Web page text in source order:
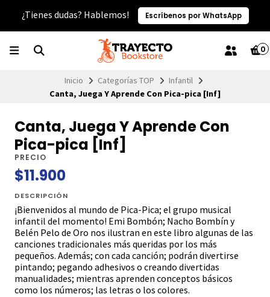
¿Tienes dudas? Hablemos! Escríbenos por WhatsApp
0
Inicio Categorías TOP
Infantil
Canta, Juega Y Aprende Con Pica-pica [Inf]
Canta, Juega Y Aprende Con
Pica-pica [Inf]
PRECIO
$11.900
DESCRIPCIÓN
¡Bienvenidos al mundo de Pica-Pica; el grupo musical
infantil del momento! Emi Bombón; Nacho Bombín y
Belén Pelo de Oro nos ilustran en este libro algunas de las
canciones tradicionales más queridas por los más
pequeños. Además; con cada canción; podrán divertirse
pintando; pegando adhesivos o creando divertidas
manualidades; mientras aprenden conceptos básicos
como los números; las letras o los colores.